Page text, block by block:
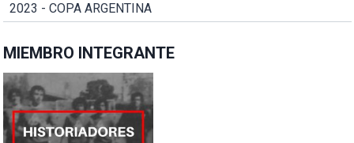
2023 - COPA ARGENTINA
MIEMBRO INTEGRANTE